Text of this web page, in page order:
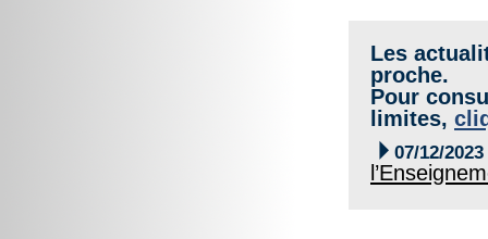
Les
proche.
Pour
limites,
 07/12/2023